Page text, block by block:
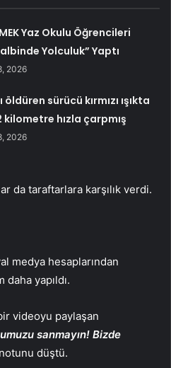
Yaz Okulu Öğrencileri
Yolculuk” Yaptı
2026
öldüren sürücü kırmızı ışıkta
kilometre hızla çarpmış
2026
da taraftarlara karşılık verdi.
medya hesaplarından
yapıldı.
videoyu paylaşan
sanmayın! Bizde
düştü.